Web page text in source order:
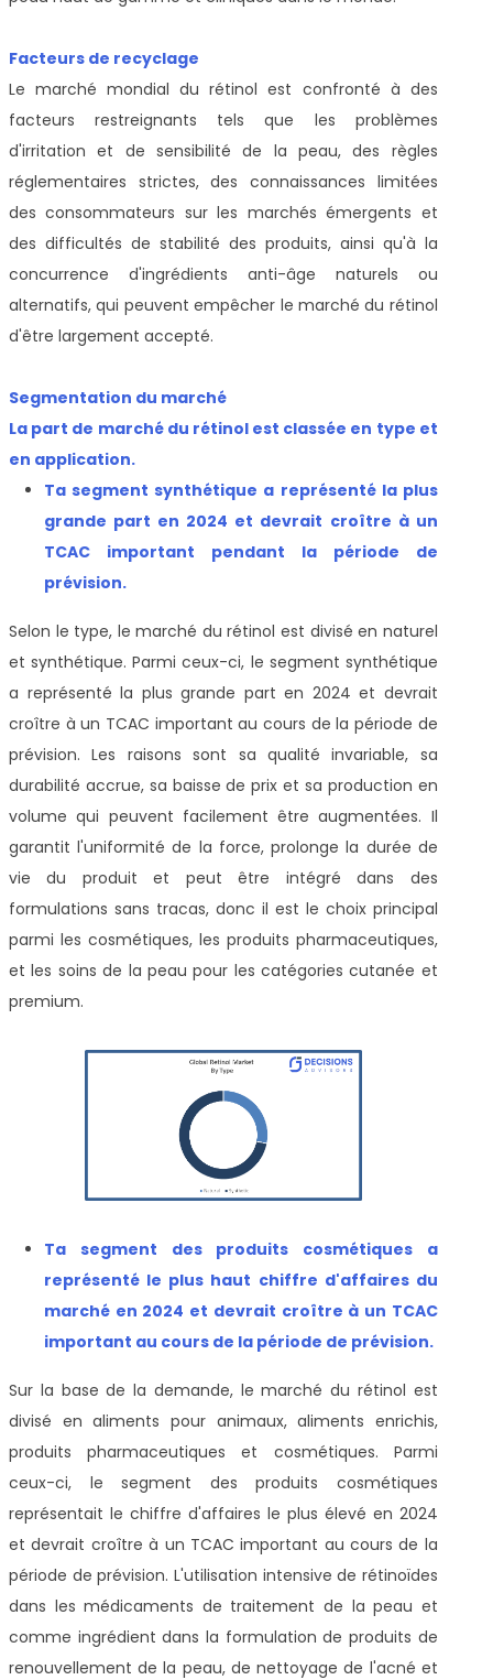
Facteurs de recyclage
Le marché mondial du rétinol est confronté à des
facteurs restreignants tels que les problèmes
d'irritation et de sensibilité de la peau, des règles
réglementaires strictes, des connaissances limitées
des consommateurs sur les marchés émergents et
des difficultés de stabilité des produits, ainsi qu'à la
concurrence d'ingrédients anti-âge naturels ou
alternatifs, qui peuvent empêcher le marché du rétinol
d'être largement accepté.
Segmentation du marché
La part de marché du rétinol est classée en type et
en application.
Ta segment synthétique a représenté la plus
grande part en 2024 et devrait croître à un
TCAC important pendant la période de
prévision.
Selon le type, le marché du rétinol est divisé en naturel
et synthétique. Parmi ceux-ci, le segment synthétique
a représenté la plus grande part en 2024 et devrait
croître à un TCAC important au cours de la période de
prévision. Les raisons sont sa qualité invariable, sa
durabilité accrue, sa baisse de prix et sa production en
volume qui peuvent facilement être augmentées. Il
garantit l'uniformité de la force, prolonge la durée de
vie du produit et peut être intégré dans des
formulations sans tracas, donc il est le choix principal
parmi les cosmétiques, les produits pharmaceutiques,
et les soins de la peau pour les catégories cutanée et
premium.
Ta segment des produits cosmétiques a
représenté le plus haut chiffre d'affaires du
marché en 2024 et devrait croître à un TCAC
important au cours de la période de prévision.
Sur la base de la demande, le marché du rétinol est
divisé en aliments pour animaux, aliments enrichis,
produits pharmaceutiques et cosmétiques. Parmi
ceux-ci, le segment des produits cosmétiques
représentait le chiffre d'affaires le plus élevé en 2024
et devrait croître à un TCAC important au cours de la
période de prévision. L'utilisation intensive de rétinoïdes
dans les médicaments de traitement de la peau et
comme ingrédient dans la formulation de produits de
renouvellement de la peau, de nettoyage de l'acné et